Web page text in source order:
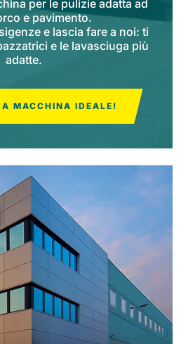
per le pulizie adatta ad
e pavimento.
e lascia fare a noi: ti
e le lavasciuga più
adatte.
MACCHINA IDEALE!